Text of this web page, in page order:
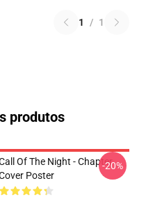
1 / 1
produtos
Of The Night - Chapter
Poster
-20%